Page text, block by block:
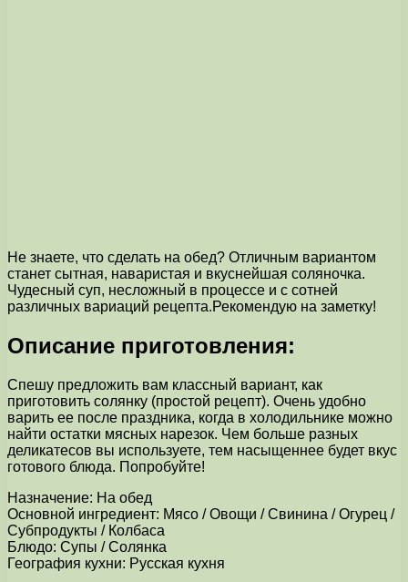
Не знаете, что сделать на обед? Отличным вариантом
станет сытная, наваристая и вкуснейшая соляночка.
Чудесный суп, несложный в процессе и с сотней
различных вариаций рецепта.Рекомендую на заметку!
Описание приготовления:
Спешу предложить вам классный вариант, как
приготовить солянку (простой рецепт). Очень удобно
варить ее после праздника, когда в холодильнике можно
найти остатки мясных нарезок. Чем больше разных
деликатесов вы используете, тем насыщеннее будет вкус
готового блюда. Попробуйте!
Назначение: На обед
Основной ингредиент: Мясо / Овощи / Свинина / Огурец /
Субпродукты / Колбаса
Блюдо: Супы / Солянка
География кухни: Русская кухня